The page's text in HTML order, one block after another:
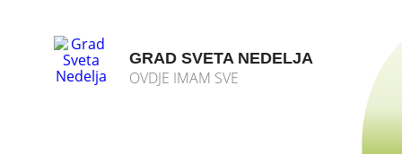
GRAD SVETA NEDELJA
OVDJE IMAM SVE